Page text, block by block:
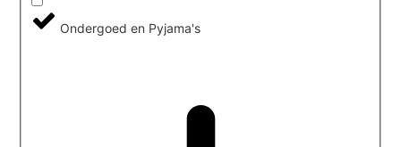
Ondergoed en Pyjama's